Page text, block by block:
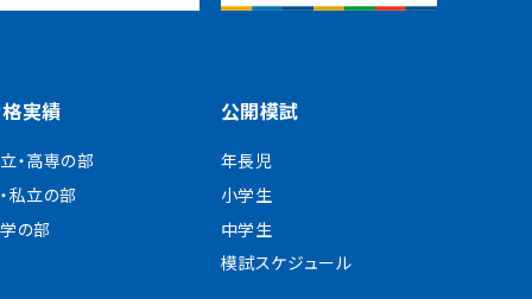
実績
・高専の部
私立の部
の部
公開模試
年長児
小学生
中学生
模試スケジュール